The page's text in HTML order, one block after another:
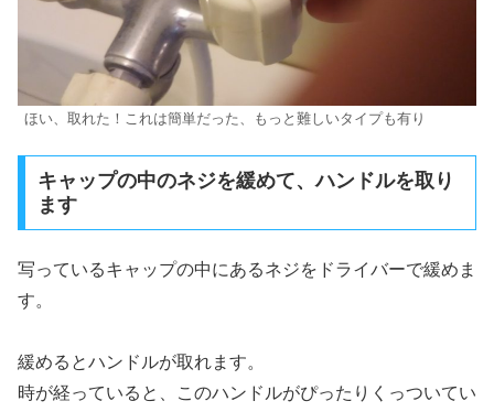
ほい、取れた！これは簡単だった、もっと難しいタイプも有り
キャップの中のネジを緩めて、ハンドルを取り
ます
写っているキャップの中にあるネジをドライバーで緩めま
す。
緩めるとハンドルが取れます。
時が経っていると、このハンドルがぴったりくっついてい